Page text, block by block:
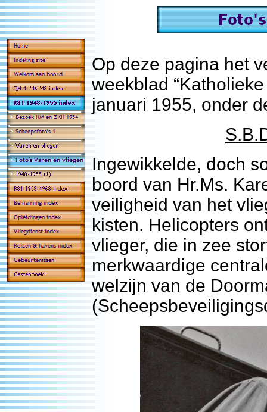
Op deze pagina het
weekblad
januari 1955, onder
Ingewikkelde, doch
boord van Hr.Ms.
veiligheid van het
kisten. Helicopters
vlieger, die in zee
merkwaardige
welzijn van de